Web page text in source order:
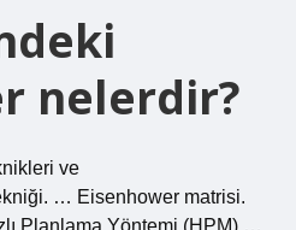
nelerdir?
ve
… Eisenhower matrisi.
Planlama Yöntemi (HPM) …